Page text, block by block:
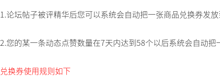
1.论坛帖子被评精华后您可以系统会自动把一张商品兑换券发
2.您的某一条动态点赞数量在7天内达到58个以后系统会自动
兑换券使用规则如下